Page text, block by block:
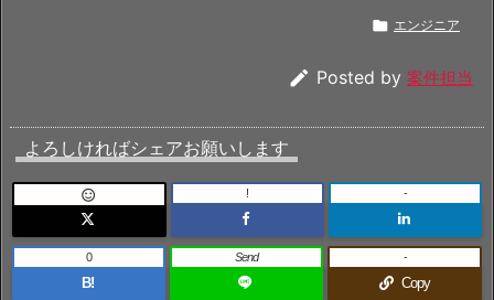
 エンジニア
 Posted by 案件担当
よろしければシェアお願いします
 ! -
B!
0 Send
Copy
-